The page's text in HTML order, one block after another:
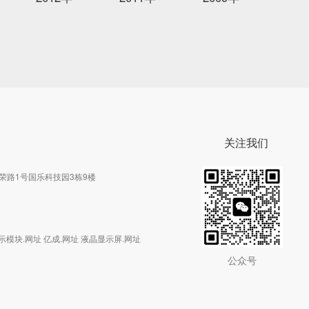
路1号国乐科技园3栋9楼
模块.网址 亿成.网址 液晶显示屏.网址
关注我们
公众号